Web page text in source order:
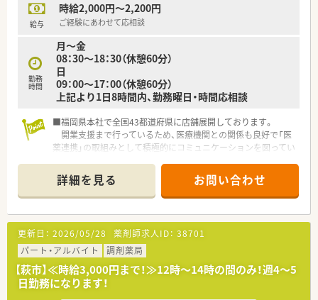
【こんな方にオススメ】
もと、腰を据えて長く安心して働き続けたい方に最適です。
■整形外科メインの処方箋に集中して取り組み、特定の分野での
専門的な知識やスキルをしっかりと身につけたい方。
■駅からのアクセスが良く、マイカー通勤も可能な店舗で、毎日
の通勤ストレスを軽減して快適に働きたい方におすすめです。
給与
時給2,000円～2,200円
ご経験にあわせて応相談
勤務
時間
月～金
08：30～18：30（休憩60分）
日
09：00～17：00（休憩60分）
上記より1日8時間内、勤務曜日・時間応相談
■福岡県本社で全国43都道府県に店舗展開しております。
開業支援まで行っているため、医療機関との関係も良好で「医
薬連携」の取組みとして積極的にコミュニケーションを図ってい
■週20時間勤務から社会保険（厚生年金・健康保険）加入となり
ます。
■くるみんマーク取得済みです。産育休取得実績多数ございま
す。
■eラーニングや集合研修等の教育制度がございます。
■薬剤師常勤3名、事務常勤3名パート1名体制です。
詳細を見る お問い合わせ
更新日： 2026/05/28 薬剤師求人ID： 38701
パート・アルバイト
調剤薬局
【萩市】≪時給3,000円まで！≫12時～14時の間のみ！週4～5
日勤務になります！